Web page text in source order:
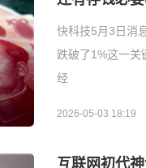
快科技5月3日消
跌破了1%这一关
经
2026-05-03 18:19
互联网初代